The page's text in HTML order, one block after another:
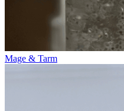
Mage & Tarm